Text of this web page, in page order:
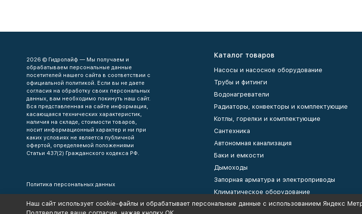
2026 © Гидролайф — Мы получаем и
обрабатываем персональные данные
посетителей нашего сайта в соответствии с
официальной политикой. Если вы не даете
согласия на обработку своих персональных
данных, вам необходимо покинуть наш сайт.
Вся представленная на сайте информация,
касающаяся технических характеристик,
наличия на складе, стоимости товаров,
носит информационный характер и ни при
каких условиях не является публичной
офертой, определяемой положениями
Статьи 437(2) Гражданского кодекса РФ.
Политика персональных данных
Каталог товаров
Насосы и насосное оборудование
Трубы и фитинги
Водонагреватели
Радиаторы, конвекторы и комплектующие
Котлы, горелки и комплектующие
Сантехника
Автономная канализация
Баки и емкости
Дымоходы
Запорная арматура и электроприводы
Климатическое оборудование
Коллекторы и коллекторные группы
Наш сайт использует cookie-файлы и обрабатывает персональные данные с использованием Яндекс